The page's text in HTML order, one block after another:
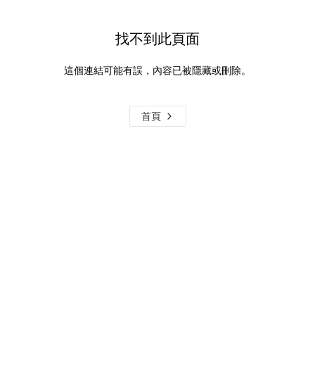
找不到此頁面
這個連結可能有誤，內容已被隱藏或刪除。
首頁